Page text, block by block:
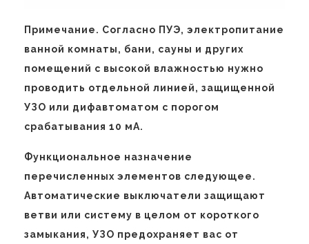
Примечание. Согласно ПУЭ, электропитание
ванной комнаты, бани, сауны и других
помещений с высокой влажностью нужно
проводить отдельной линией, защищенной
УЗО или дифавтоматом с порогом
срабатывания 10 мА.
Функциональное назначение
перечисленных элементов следующее.
Автоматические выключатели защищают
ветви или систему в целом от короткого
замыкания, УЗО предохраняет вас от